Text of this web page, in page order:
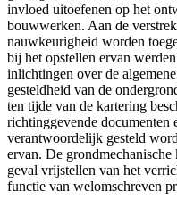
invloed uitoefenen op het
bouwwerken. Aan de
nauwkeurigheid worden
bij het opstellen ervan
inlichtingen over de
gesteldheid van de
ten tijde van de kartering
richtinggevende documenten
verantwoordelijk gesteld
ervan. De
geval vrijstellen van het
functie van welomschreven